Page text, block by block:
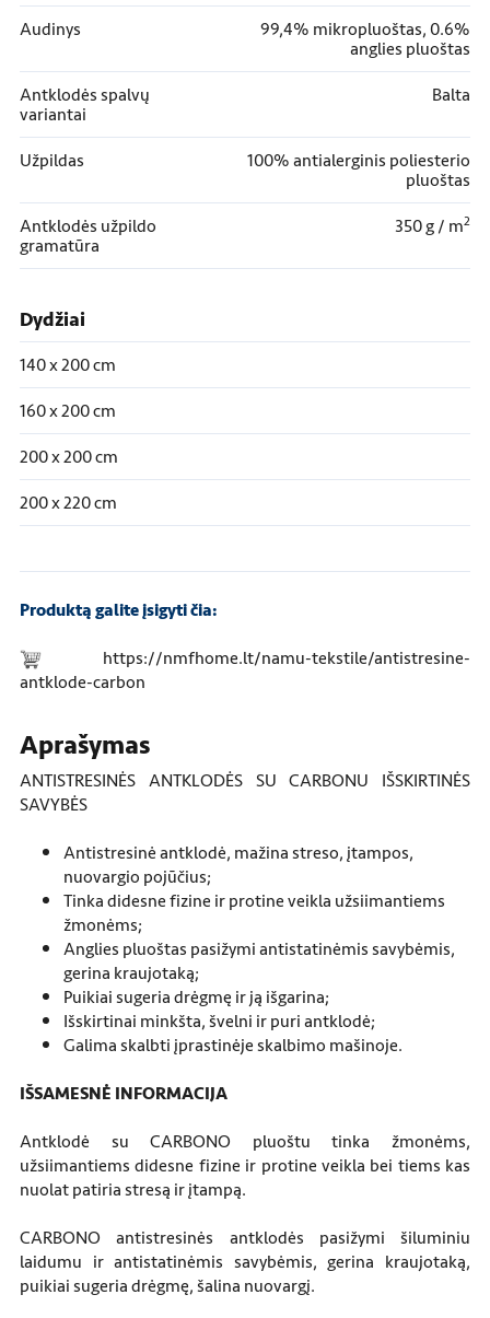
Audinys 99,4% mikropluoštas, 0.6%
anglies pluoštas
Antklodės spalvų
variantai
Balta
Užpildas 100% antialerginis poliesterio
pluoštas
Antklodės užpildo
gramatūra
350 g / m2
Dydžiai
140 x 200 cm
160 x 200 cm
200 x 200 cm
200 x 220 cm
Produktą galite įsigyti čia:
https://nmfhome.lt/namu-tekstile/antistresine-
antklode-carbon
Aprašymas
ANTISTRESINĖS ANTKLODĖS SU CARBONU IŠSKIRTINĖS
SAVYBĖS
Antistresinė antklodė, mažina streso, įtampos,
nuovargio pojūčius;
Tinka didesne fizine ir protine veikla užsiimantiems
žmonėms;
Anglies pluoštas pasižymi antistatinėmis savybėmis,
gerina kraujotaką;
Puikiai sugeria drėgmę ir ją išgarina;
Išskirtinai minkšta, švelni ir puri antklodė;
Galima skalbti įprastinėje skalbimo mašinoje.
IŠSAMESNĖ INFORMACIJA
Antklodė su CARBONO pluoštu tinka žmonėms,
užsiimantiems didesne fizine ir protine veikla bei tiems kas
nuolat patiria stresą ir įtampą.
CARBONO antistresinės antklodės pasižymi šiluminiu
laidumu ir antistatinėmis savybėmis, gerina kraujotaką,
puikiai sugeria drėgmę, šalina nuovargį.